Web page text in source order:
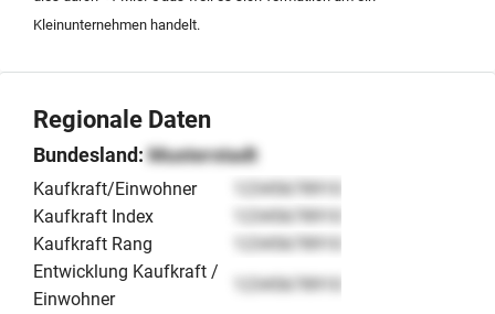
Kleinunternehmen handelt.
Regionale Daten
Bundesland:Musterstadt
Kaufkraft/Einwohner
12345678910
Kaufkraft Index
12345678910
Kaufkraft Rang
12345678910
Entwicklung Kaufkraft /
Einwohner
12345678910